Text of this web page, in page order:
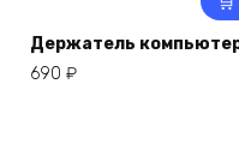
Держатель
690 ₽